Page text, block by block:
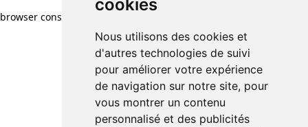
cookies
Nous utilisons des cookies et
d'autres technologies de suivi
pour améliorer votre expérience
de navigation sur notre site, pour
vous montrer un contenu
personnalisé et des publicités
browser console for more information)